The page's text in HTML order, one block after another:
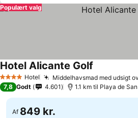
Populært valg
4 StjernerHotel Middelhavsmad med udsigt
Hotel Alicante Golf
7,8 Godt 4.601 1.1 km til Playa de
Af 849 kr.